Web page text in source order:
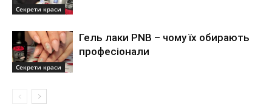
Секрети краси
Секрети краси
Гель лаки PNB – чому їх обирають
професіонали